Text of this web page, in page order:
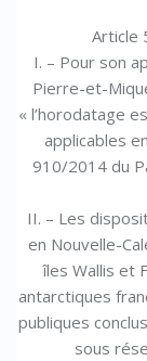
Article
I. – Pour son
Pierre-et-
« l’horodatage
applicables
910/2014 du
II. – Les
en Nouvelle-
îles Wallis et
antarctiques
publiques
sous